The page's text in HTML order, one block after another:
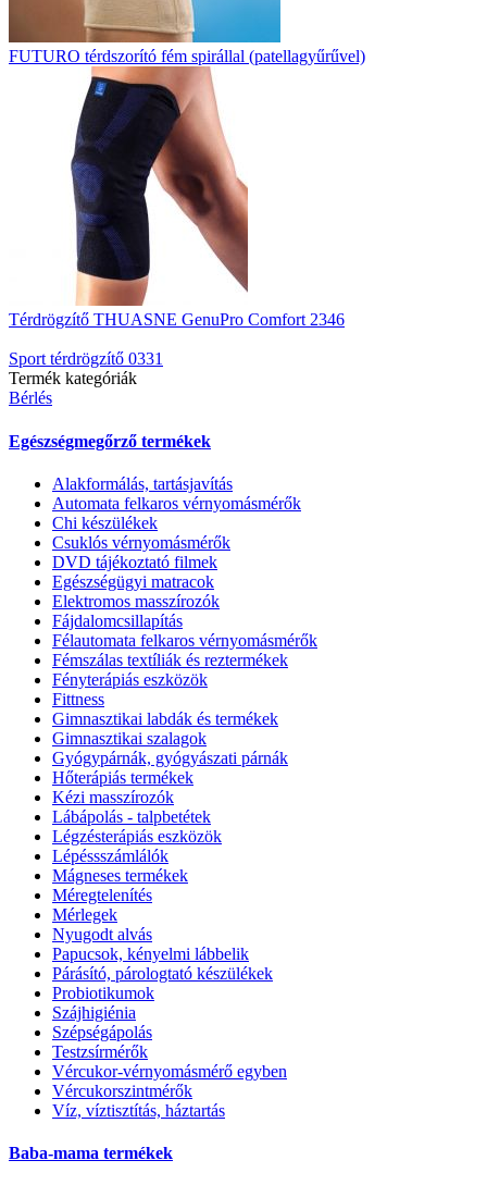
FUTURO térdszorító fém spirállal (patellagyűrűvel)
Térdrögzítő THUASNE GenuPro Comfort 2346
Sport térdrögzítő 0331
Termék kategóriák
Bérlés
Egészségmegőrző termékek
Alakformálás, tartásjavítás
Automata felkaros vérnyomásmérők
Chi készülékek
Csuklós vérnyomásmérők
DVD tájékoztató filmek
Egészségügyi matracok
Elektromos masszírozók
Fájdalomcsillapítás
Félautomata felkaros vérnyomásmérők
Fémszálas textíliák és reztermékek
Fényterápiás eszközök
Fittness
Gimnasztikai labdák és termékek
Gimnasztikai szalagok
Gyógypárnák, gyógyászati párnák
Hőterápiás termékek
Kézi masszírozók
Lábápolás - talpbetétek
Légzésterápiás eszközök
Lépéssszámlálók
Mágneses termékek
Méregtelenítés
Mérlegek
Nyugodt alvás
Papucsok, kényelmi lábbelik
Párásító, párologtató készülékek
Probiotikumok
Szájhigiénia
Szépségápolás
Testzsírmérők
Vércukor-vérnyomásmérő egyben
Vércukorszintmérők
Víz, víztisztítás, háztartás
Baba-mama termékek